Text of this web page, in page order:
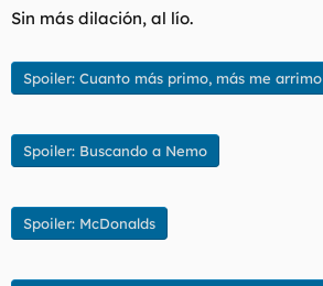
Sin más dilación, al lío.
Spoiler: Cuanto más primo, más me arrimo
Spoiler: Buscando a Nemo
Spoiler: McDonalds